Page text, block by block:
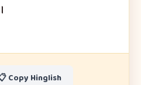
Copy Hinglish